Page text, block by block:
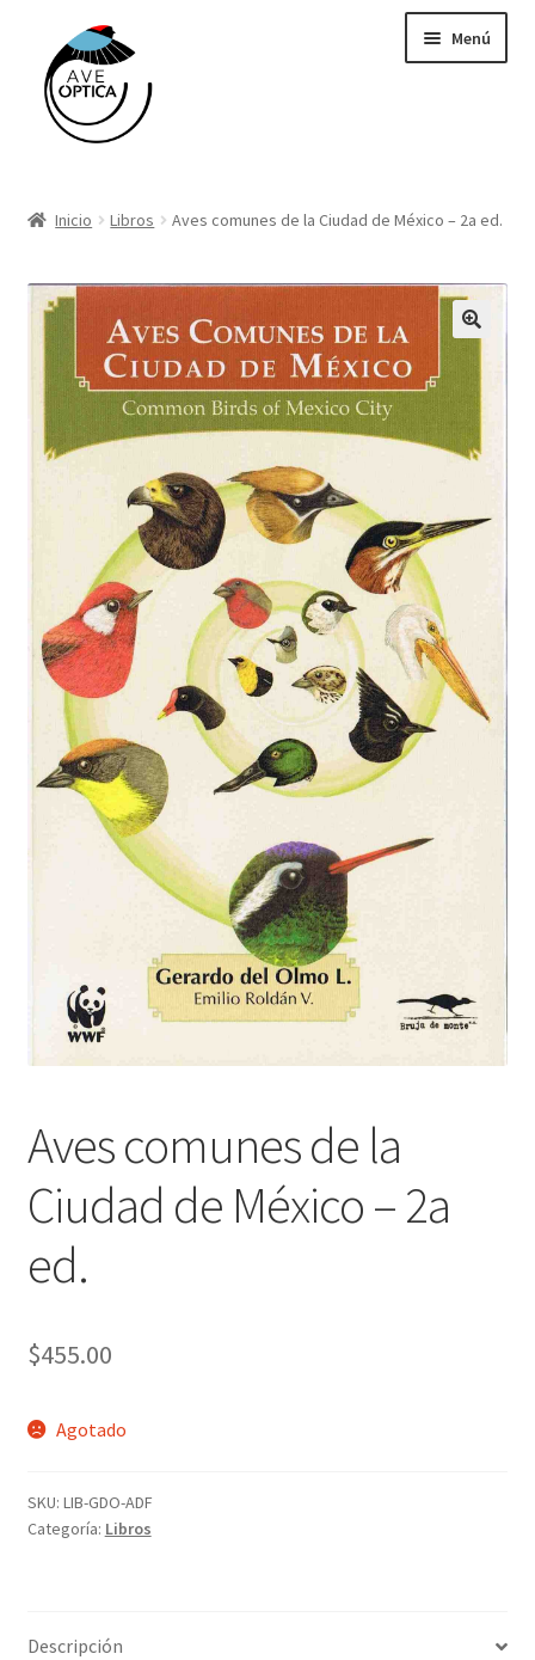
navegación
contenido
Menú
Grabadoras Wildlife Acoustics
Inicio Libros Aves comunes de la Ciudad de México – 2a ed.
Aves comunes de la
Ciudad de México – 2a
ed.
$455.00
Agotado
SKU: LIB-GDO-ADF
Categoría: Libros
Descripción